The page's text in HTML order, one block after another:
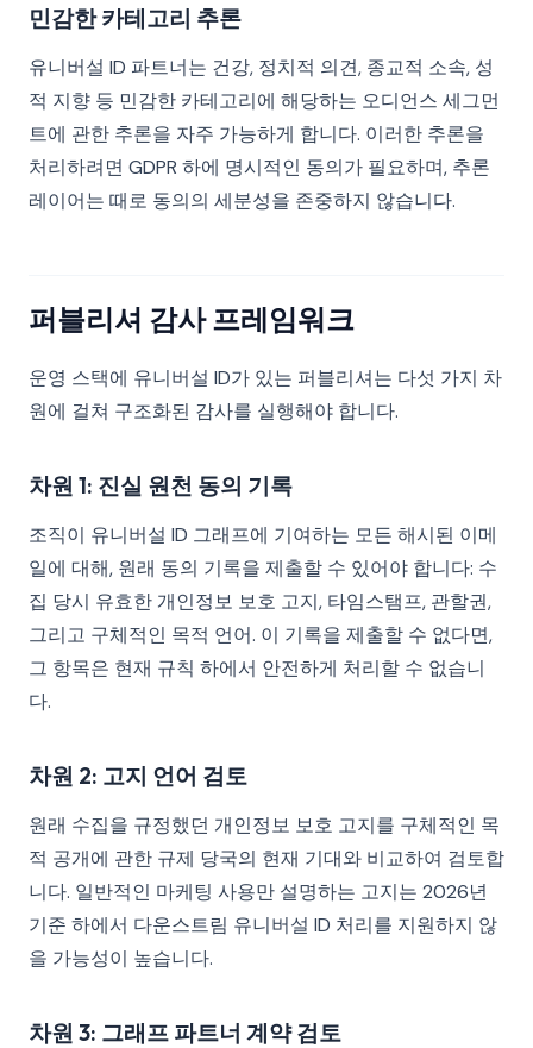
민감한 카테고리 추론
유니버설 ID 파트너는 건강, 정치적 의견, 종교적 소속, 성
적 지향 등 민감한 카테고리에 해당하는 오디언스 세그먼
트에 관한 추론을 자주 가능하게 합니다. 이러한 추론을
처리하려면 GDPR 하에 명시적인 동의가 필요하며, 추론
레이어는 때로 동의의 세분성을 존중하지 않습니다.
퍼블리셔 감사 프레임워크
운영 스택에 유니버설 ID가 있는 퍼블리셔는 다섯 가지 차
원에 걸쳐 구조화된 감사를 실행해야 합니다.
차원 1: 진실 원천 동의 기록
조직이 유니버설 ID 그래프에 기여하는 모든 해시된 이메
일에 대해, 원래 동의 기록을 제출할 수 있어야 합니다: 수
집 당시 유효한 개인정보 보호 고지, 타임스탬프, 관할권,
그리고 구체적인 목적 언어. 이 기록을 제출할 수 없다면,
그 항목은 현재 규칙 하에서 안전하게 처리할 수 없습니
다.
차원 2: 고지 언어 검토
원래 수집을 규정했던 개인정보 보호 고지를 구체적인 목
적 공개에 관한 규제 당국의 현재 기대와 비교하여 검토합
니다. 일반적인 마케팅 사용만 설명하는 고지는 2026년
기준 하에서 다운스트림 유니버설 ID 처리를 지원하지 않
을 가능성이 높습니다.
차원 3: 그래프 파트너 계약 검토